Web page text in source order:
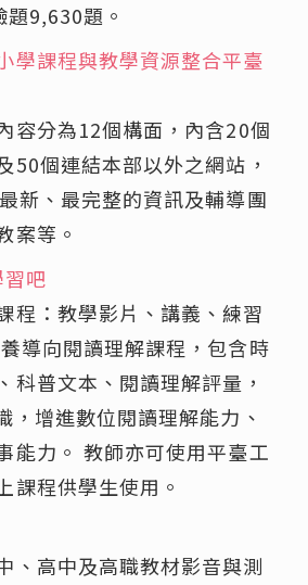
9,630題。
學課程與教學資源整合平臺
容分為12個構面，內含20個
50個連結本部以外之網站，
新、最完整的資訊及輔導團
案等。
吧
程：教學影片、講義、練習
導向閱讀理解課程，包含時
科普文本、閱讀理解評量，
，增進數位閱讀理解能力、
能力。 教師亦可使用平臺工
課程供學生使用。
、高中及高職教材影音與測